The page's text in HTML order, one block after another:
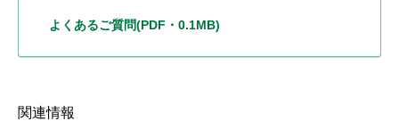
よくあるご質問(PDF・0.1MB)
関連情報